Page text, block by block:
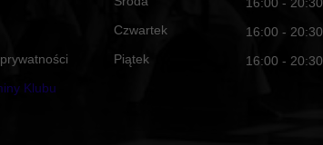
Klubu
16:00 - 20:30
16:00 - 20:30
Czwartek
Piątek